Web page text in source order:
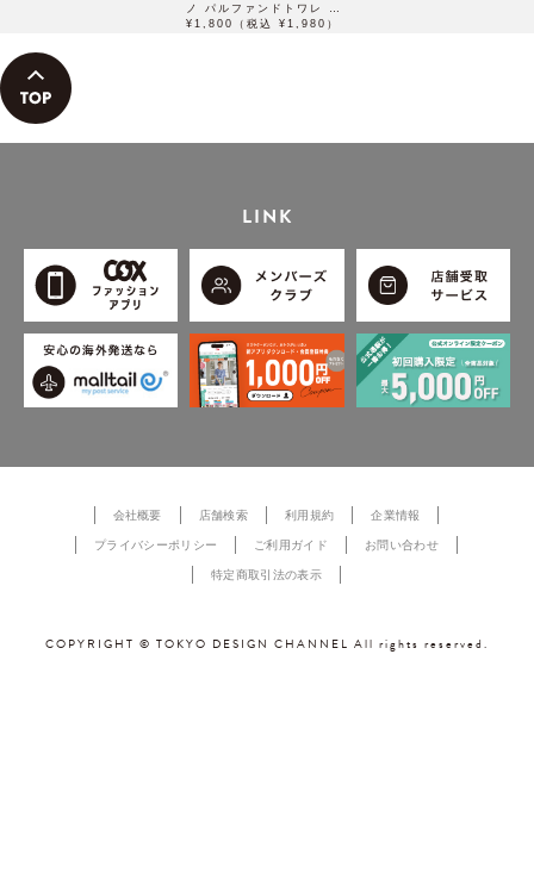
ノ パルファンドトワレ ソ
レスカーラ72 10mL
¥1,800（税込 ¥1,980）
LINK
会社概要 店舗検索 利用規約 企業情報
プライバシーポリシー ご利用ガイド お問い合わせ
特定商取引法の表示
COPYRIGHT © TOKYO DESIGN CHANNEL All rights reserved.